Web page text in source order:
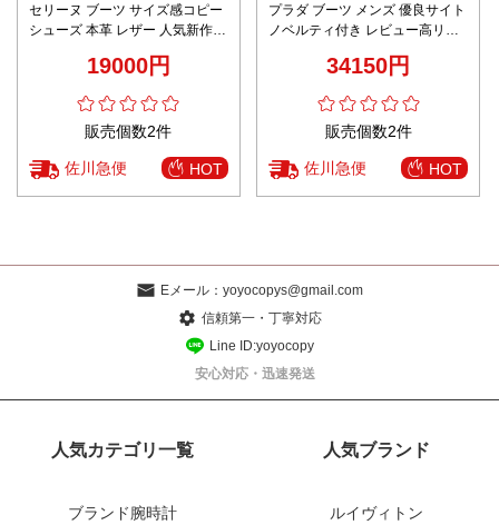
セリーヌ ブーツ サイズ感コピー
シューズ 本革 レザー 人気新作
19000円
販売個数2件
佐川急便 HOT
プラダ ブーツ メンズ 優良サイト
ノベルティ付き レビュー高リピ
ングデザインモデル
34150円
販売個数2件
佐川急便 HOT
Eメール： yoyocopys@gmail.com
信頼第一・丁寧対応
Line ID:yoyocopy
安心対応・迅速発送
人気カテゴリ一覧
ブランド腕時計
人気ブランド
ルイヴィトン